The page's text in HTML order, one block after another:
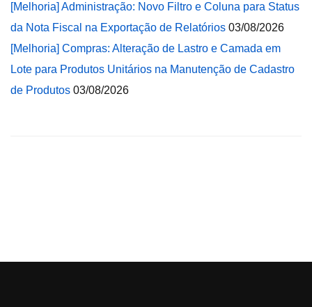
[Melhoria] Administração: Novo Filtro e Coluna para Status
da Nota Fiscal na Exportação de Relatórios 03/08/2026
[Melhoria] Compras: Alteração de Lastro e Camada em
Lote para Produtos Unitários na Manutenção de Cadastro
de Produtos 03/08/2026